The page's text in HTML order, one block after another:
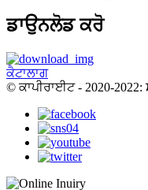
ਡਾਉਨਲੋਡ ਕਰੋ
ਕੈਟਾਲਾਗ
© ਕਾਪੀਰਾਈਟ - 2020-